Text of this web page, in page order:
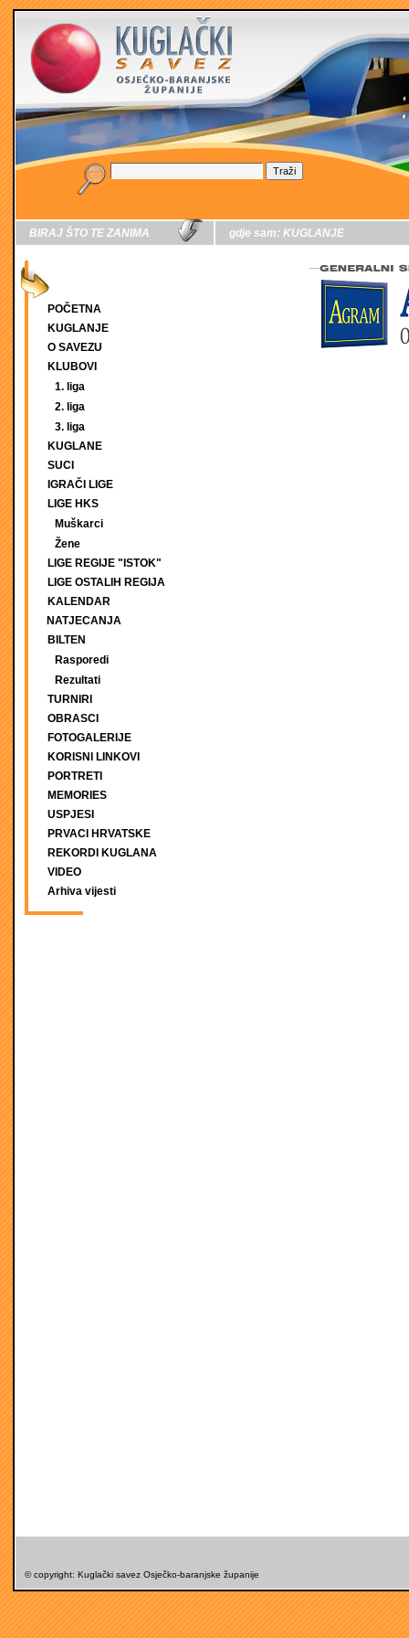
BIRAJ ŠTO TE ZANIMA
POČETNA
KUGLANJE
O SAVEZU
KLUBOVI
1. liga
2. liga
3. liga
KUGLANE
SUCI
IGRAČI LIGE
LIGE HKS
Muškarci
Žene
LIGE REGIJE "ISTOK"
LIGE OSTALIH REGIJA
KALENDAR
NATJECANJA
BILTEN
Rasporedi
Rezultati
TURNIRI
OBRASCI
FOTOGALERIJE
KORISNI LINKOVI
PORTRETI
MEMORIES
USPJESI
PRVACI HRVATSKE
REKORDI KUGLANA
VIDEO
Arhiva vijesti
gdje sam: KUGLANJE
© copyright: Kuglački savez Osječko-baranjske županije